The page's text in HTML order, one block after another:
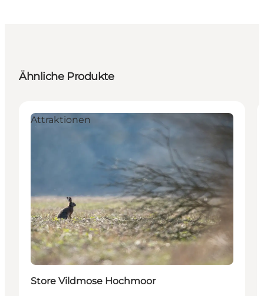
Ähnliche Produkte
Attraktionen
Store Vildmose Hochmoor